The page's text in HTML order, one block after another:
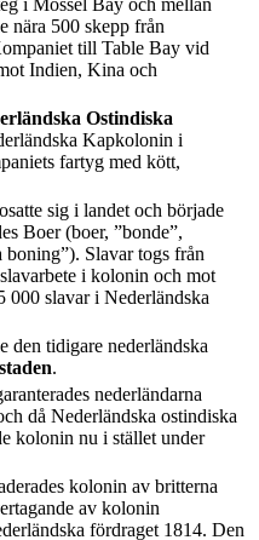
i Mossel Bay och mellan
nära 500 skepp från
till Table Bay vid
Indien, Kina och
Ostindiska
Kapkolonin i
fartyg med kött,
sig i landet och började
Boer (boer, ”bonde”,
boning”). Slavar togs från
i kolonin och mot
000 slavar i Nederländska
den tidigare nederländska
.
nederländarna
då Nederländska ostindiska
kolonin nu i stället under
kolonin av britterna
av kolonin
fördraget 1814. Den